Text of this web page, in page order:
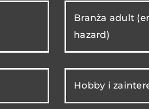
Branża adult
hazard)
Hobby i